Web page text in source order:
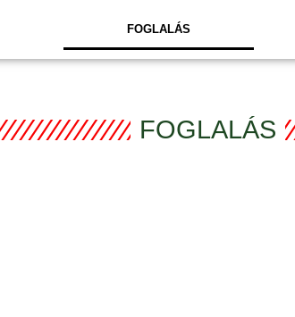
FOGLALÁS
FOGLALÁS